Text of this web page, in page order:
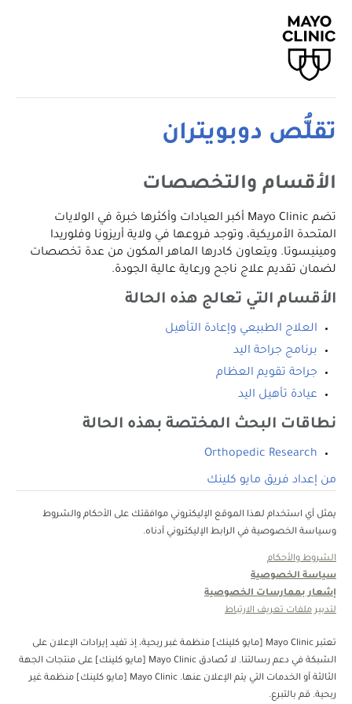
تقلُّص دوبويتران
الأقسام والتخصصات
تضم Mayo Clinic أكبر العيادات وأكثرها خبرة في الولايات
المتحدة الأمريكية، وتوجد فروعها في ولاية أريزونا وفلوريدا
ومينيسوتا. ويتعاون كادرها الماهر المكون من عدة تخصصات
لضمان تقديم علاج ناجح ورعاية عالية الجودة.
الأقسام التي تعالج هذه الحالة
العلاج الطبيعي وإعادة التأهيل
برنامج جراحة اليد
جراحة تقويم العظام
عيادة تأهيل اليد
نطاقات البحث المختصة بهذه الحالة
Orthopedic Research
من إعداد فريق مايو كلينك
يمثل أي استخدام لهذا الموقع الإليكتروني موافقتك على الأحكام والشروط
وسياسة الخصوصية في الرابط الإليكتروني أدناه.
الشروط والأحكام
سياسة الخصوصية
إشعار بممارسات الخصوصية
لتدبير ملفات تعريف الارتباط
تعتبر Mayo Clinic [مايو كلينك] منظمة غبر ربحية، إذ تفيد إيرادات الإعلان على
الشبكة في دعم رسالتنا. لا تُصادق Mayo Clinic [مايو كلينك] على منتجات الجهة
الثالثة أو الخدمات التي يتم الإعلان عنها. Mayo Clinic [مايو كلينك] منظمة غير
ربحية. قم بالتبرع.